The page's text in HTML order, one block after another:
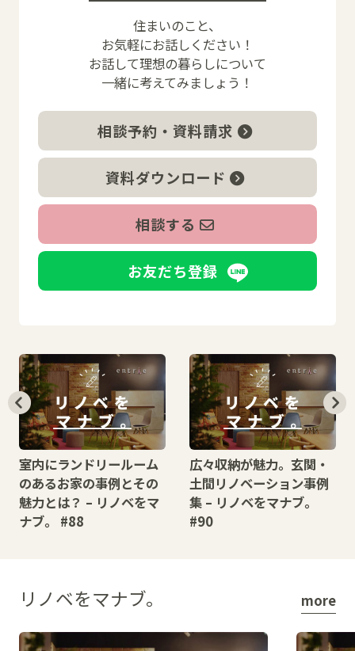
住まいのこと、
お気軽にお話しください！
お話して理想の暮らしについて
一緒に考えてみましょう！
相談予約・資料請求
資料ダウンロード
相談する
お友だち登録
室内にランドリールーム
のあるお家の事例とその
魅力とは？ – リノベをマ
ナブ。 #88
広々収納が魅力。玄関・
土間リノベーション事例
集 – リノベをマナブ。
#90
リノベをマナブ。 more